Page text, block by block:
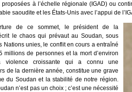
à l’échelle régionale (IGAD) ou
saoudite et les États-Unis avec l’appui de
de ce sommet, le président de la
le chaos qui prévaut au Soudan, sous
Nations unies, le conflit en cours a entraîné
millions de personnes et la mort d’environ
croissante qui a connu une
de la dernière année, constitue une grave
du Soudan et la stabilité de notre région.
n’est pas un choix ; c’est une nécessité